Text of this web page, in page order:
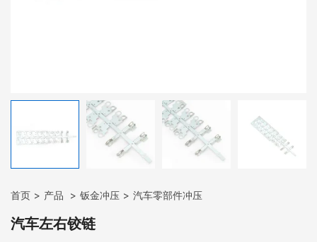
首页 产品 钣金冲压 汽车零部件冲压
汽车左右铰链